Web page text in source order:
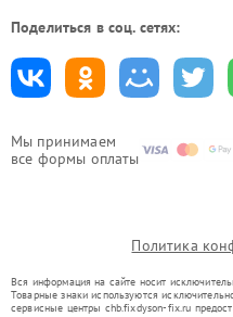
Мы принимаем
все формы оплаты
Поделиться в соц. сетях:
Политика
Вся информация на сайте носит
Товарные знаки используются
сервисные центры chb.fixdyson-fix.ru